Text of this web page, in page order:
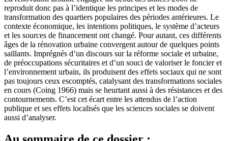
reproduit donc pas à l’identique les principes et les modes de
transformation des quartiers populaires des périodes antérieures. Le
contexte économique, les intentions politiques, le système d’acteurs
et les sources de financement ont changé. Pour autant, ces différents
âges de la rénovation urbaine convergent autour de quelques points
saillants. Imprégnés d’un discours sur la réforme sociale et urbaine,
de préoccupations sécuritaires et d’un souci de valoriser le foncier et
l’environnement urbain, ils produisent des effets sociaux qui ne sont
pas toujours ceux escomptés, catalysant des transformations sociales
en cours (Coing 1966) mais se heurtant aussi à des résistances et des
contournements. C’est cet écart entre les attendus de l’action
publique et ses effets localisés que les sciences sociales se doivent
aussi d’analyser.